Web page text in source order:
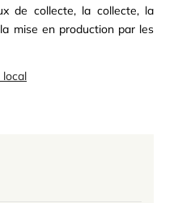
de collecte, la collecte, la
mise en production par les
local